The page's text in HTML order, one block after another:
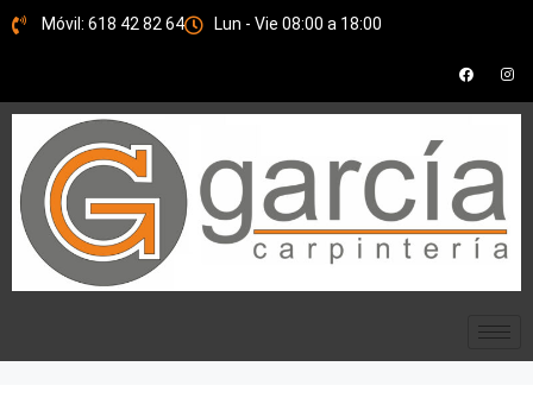
Móvil: 618 42 82 64 Lun - Vie 08:00 a 18:00